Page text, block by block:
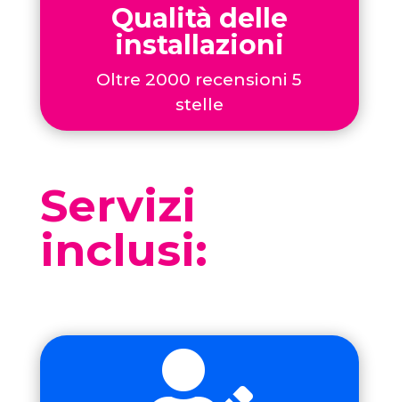
Qualità delle
installazioni
Oltre 2000 recensioni 5
stelle
Servizi
inclusi: